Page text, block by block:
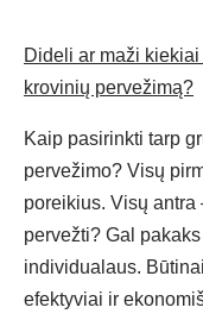
Dideli ar maži
krovinių pervežimą?
Kaip pasirinkti tarp
pervežimo? Visų
poreikius. Visų
pervežti? Gal
individualaus.
efektyviai ir